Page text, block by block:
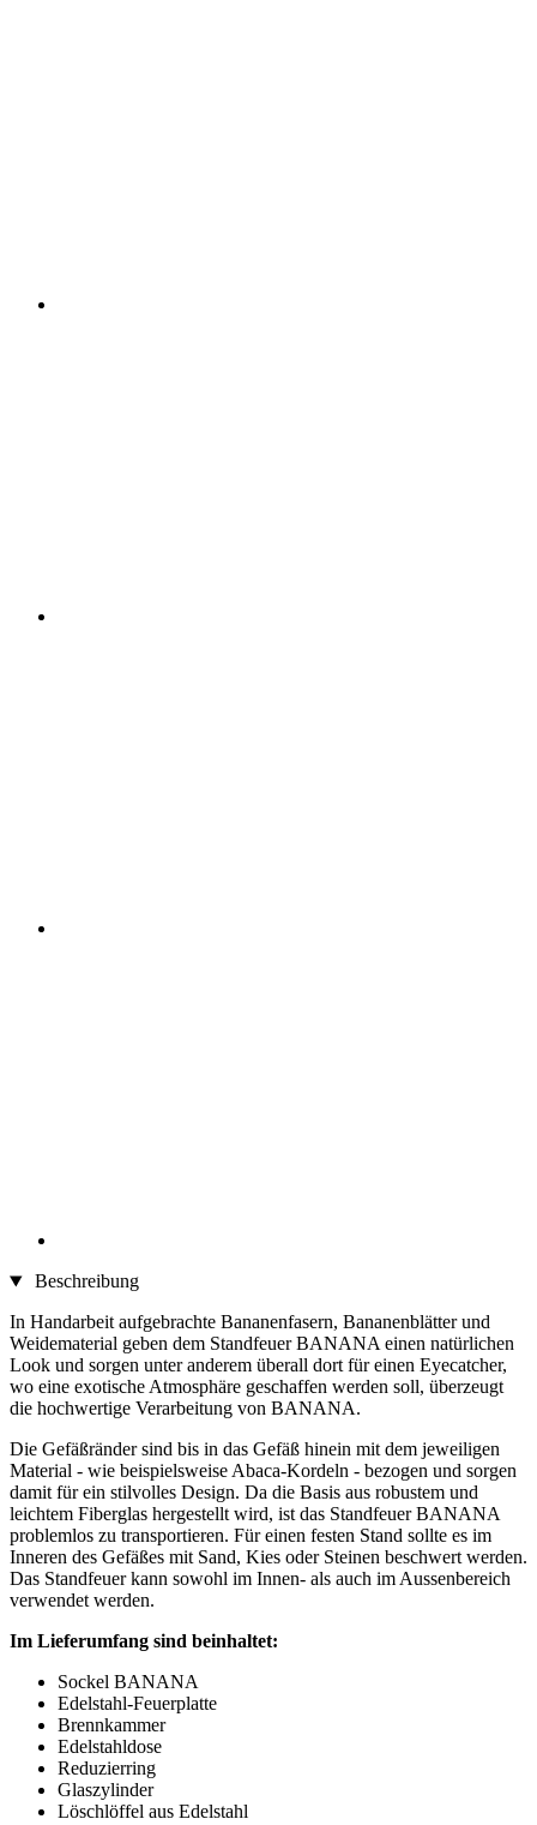
Beschreibung
In Handarbeit aufgebrachte Bananenfasern, Bananenblätter und
Weidematerial geben dem Standfeuer BANANA einen natürlichen
Look und sorgen unter anderem überall dort für einen Eyecatcher,
wo eine exotische Atmosphäre geschaffen werden soll, überzeugt
die hochwertige Verarbeitung von BANANA.
Die Gefäßränder sind bis in das Gefäß hinein mit dem jeweiligen
Material - wie beispielsweise Abaca-Kordeln - bezogen und sorgen
damit für ein stilvolles Design. Da die Basis aus robustem und
leichtem Fiberglas hergestellt wird, ist das Standfeuer BANANA
problemlos zu transportieren. Für einen festen Stand sollte es im
Inneren des Gefäßes mit Sand, Kies oder Steinen beschwert werden.
Das Standfeuer kann sowohl im Innen- als auch im Aussenbereich
verwendet werden.
Im Lieferumfang sind beinhaltet:
Sockel BANANA
Edelstahl-Feuerplatte
Brennkammer
Edelstahldose
Reduzierring
Glaszylinder
Löschlöffel aus Edelstahl